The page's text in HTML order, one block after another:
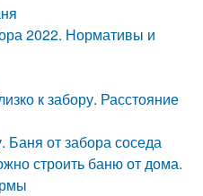
2022. Нормативы и
к забору. Расстояние
Баня от забора соседа
строить баню от дома.